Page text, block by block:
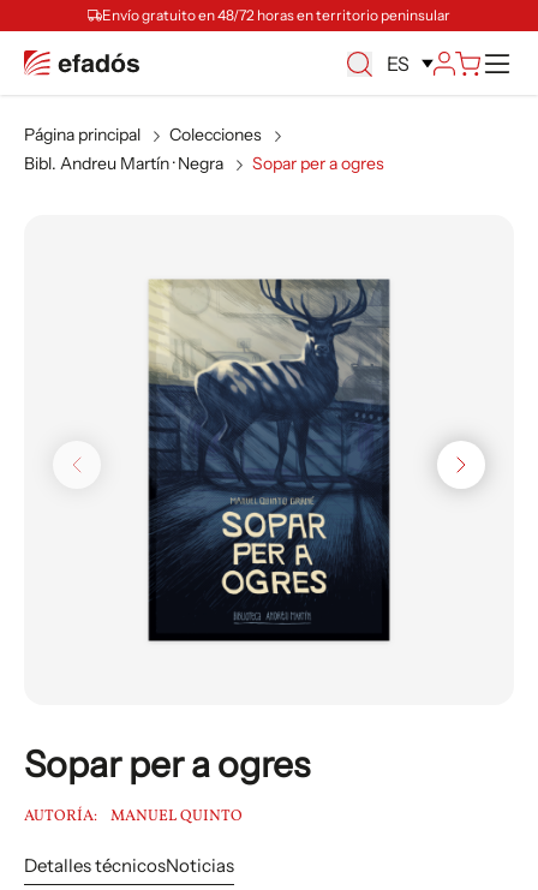
Envío gratuito en 48/72 horas en territorio peninsular
ES
Página principal
Colecciones
Bibl. Andreu Martín · Negra
Sopar per a ogres
Sopar per a ogres
AUTORÍA: MANUEL QUINTO
Detalles técnicosNoticias